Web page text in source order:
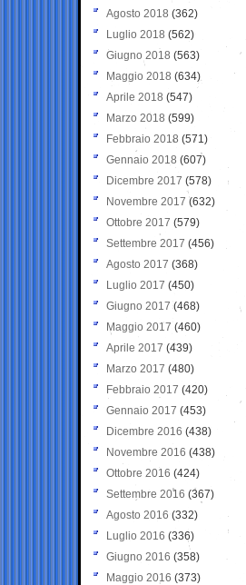
Agosto 2018 (362)
Luglio 2018 (562)
Giugno 2018 (563)
Maggio 2018 (634)
Aprile 2018 (547)
Marzo 2018 (599)
Febbraio 2018 (571)
Gennaio 2018 (607)
Dicembre 2017 (578)
Novembre 2017 (632)
Ottobre 2017 (579)
Settembre 2017 (456)
Agosto 2017 (368)
Luglio 2017 (450)
Giugno 2017 (468)
Maggio 2017 (460)
Aprile 2017 (439)
Marzo 2017 (480)
Febbraio 2017 (420)
Gennaio 2017 (453)
Dicembre 2016 (438)
Novembre 2016 (438)
Ottobre 2016 (424)
Settembre 2016 (367)
Agosto 2016 (332)
Luglio 2016 (336)
Giugno 2016 (358)
Maggio 2016 (373)